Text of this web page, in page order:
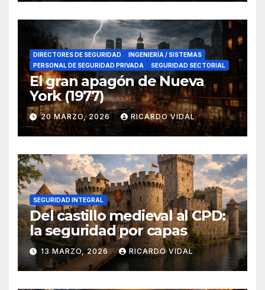
DIRECTORES DE SEGURIDAD
INGENIERÍA / SISTEMAS
PERSONAL DE SEGURIDAD PRIVADA
SEGURIDAD SECTORIAL
El gran apagón de Nueva
York (1977)
20 MARZO, 2026 RICARDO VIDAL
SEGURIDAD INTEGRAL
Del castillo medieval al CPD:
la seguridad por capas
13 MARZO, 2026 RICARDO VIDAL